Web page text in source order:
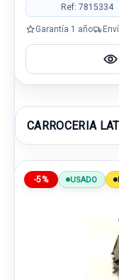
Ref: 7815334
Garantía 1 año
CARROCERIA
-5% USADO